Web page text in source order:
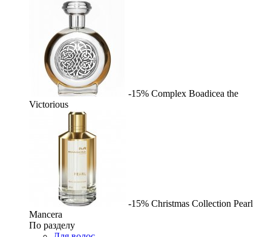
-15% Complex Boadicea the
Victorious
-15% Christmas Collection Pearl
Mancera
По разделу